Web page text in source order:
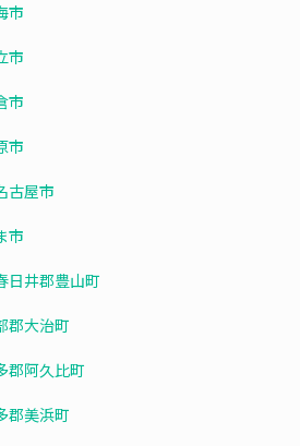
市
市
市
市
古屋市
市
日井郡豊山町
郡大治町
郡阿久比町
郡美浜町